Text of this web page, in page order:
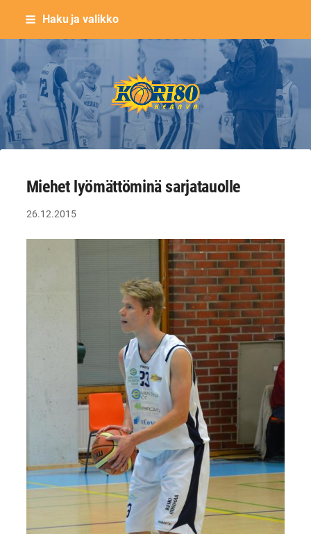
Siirry
sisältöön
Haku ja valikko
Keravan Kori-80 ry
Miehet lyömättöminä sarjatauolle
26.12.2015